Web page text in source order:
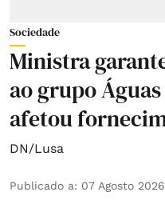
Sociedade
Ministra
ao grupo
afetou
DN/Lusa
Publicado a: 07 Agosto